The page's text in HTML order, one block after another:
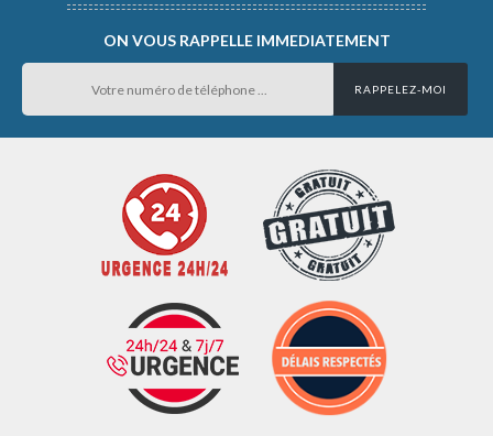
ON VOUS RAPPELLE IMMEDIATEMENT